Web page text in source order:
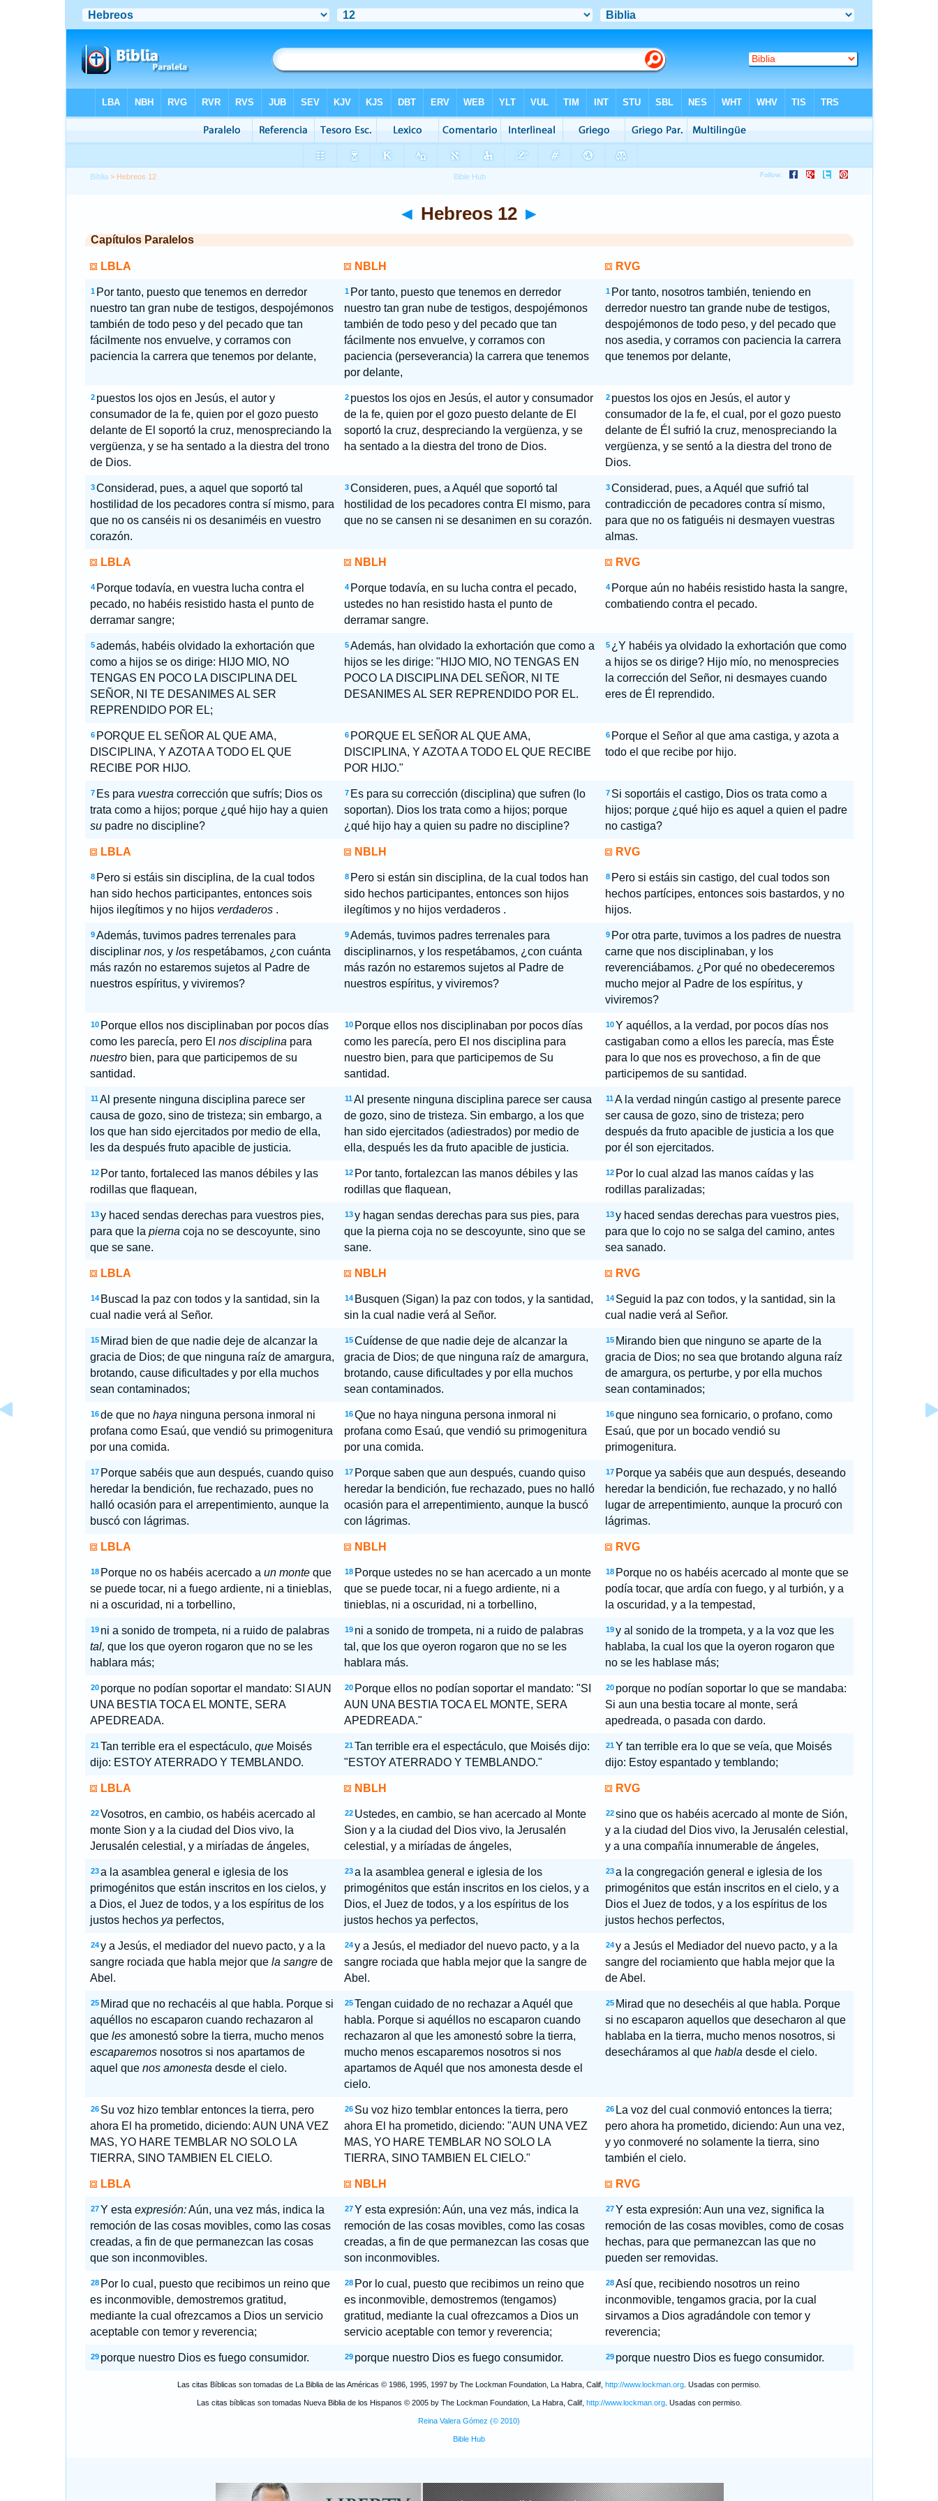
Bíblia > Hebreos 12
◄ Hebreos 12 ►
Capítulos Paralelos
LBLA NBLH RVG
1 Por tanto, puesto que tenemos en derredor
nuestro tan gran nube de testigos, despojémonos
también de todo peso y del pecado que tan
fácilmente nos envuelve, y corramos con
paciencia la carrera que tenemos por delante,
1 Por tanto, puesto que tenemos en derredor
nuestro tan gran nube de testigos, despojémonos
también de todo peso y del pecado que tan
fácilmente nos envuelve, y corramos con
paciencia (perseverancia) la carrera que tenemos
por delante,
1 Por tanto, nosotros también, teniendo en
derredor nuestro tan grande nube de testigos,
despojémonos de todo peso, y del pecado que
nos asedia, y corramos con paciencia la carrera
que tenemos por delante,
2 puestos los ojos en Jesús, el autor y
consumador de la fe, quien por el gozo puesto
delante de El soportó la cruz, menospreciando la
vergüenza, y se ha sentado a la diestra del trono
de Dios.
2 puestos los ojos en Jesús, el autor y consumador
de la fe, quien por el gozo puesto delante de El
soportó la cruz, despreciando la vergüenza, y se
ha sentado a la diestra del trono de Dios.
2 puestos los ojos en Jesús, el autor y
consumador de la fe, el cual, por el gozo puesto
delante de Él sufrió la cruz, menospreciando la
vergüenza, y se sentó a la diestra del trono de
Dios.
3 Considerad, pues, a aquel que soportó tal
hostilidad de los pecadores contra sí mismo, para
que no os canséis ni os desaniméis en vuestro
corazón.
3 Consideren, pues, a Aquél que soportó tal
hostilidad de los pecadores contra El mismo, para
que no se cansen ni se desanimen en su corazón.
3 Considerad, pues, a Aquél que sufrió tal
contradicción de pecadores contra sí mismo,
para que no os fatiguéis ni desmayen vuestras
almas.
LBLA NBLH RVG
4 Porque todavía, en vuestra lucha contra el
pecado, no habéis resistido hasta el punto de
derramar sangre;
4 Porque todavía, en su lucha contra el pecado,
ustedes no han resistido hasta el punto de
derramar sangre.
4 Porque aún no habéis resistido hasta la sangre,
combatiendo contra el pecado.
5 además, habéis olvidado la exhortación que
como a hijos se os dirige: HIJO MIO, NO
TENGAS EN POCO LA DISCIPLINA DEL
SEÑOR, NI TE DESANIMES AL SER
REPRENDIDO POR EL;
5 Además, han olvidado la exhortación que como a
hijos se les dirige: "HIJO MIO, NO TENGAS EN
POCO LA DISCIPLINA DEL SEÑOR, NI TE
DESANIMES AL SER REPRENDIDO POR EL.
5 ¿Y habéis ya olvidado la exhortación que como
a hijos se os dirige? Hijo mío, no menosprecies
la corrección del Señor, ni desmayes cuando
eres de Él reprendido.
6 PORQUE EL SEÑOR AL QUE AMA,
DISCIPLINA, Y AZOTA A TODO EL QUE
RECIBE POR HIJO.
6 PORQUE EL SEÑOR AL QUE AMA,
DISCIPLINA, Y AZOTA A TODO EL QUE RECIBE
POR HIJO."
6 Porque el Señor al que ama castiga, y azota a
todo el que recibe por hijo.
7 Es para vuestra corrección que sufrís; Dios os
trata como a hijos; porque ¿qué hijo hay a quien
supadre no discipline?
7 Es para su corrección (disciplina) que sufren (lo
soportan). Dios los trata como a hijos; porque
¿qué hijo hay a quien su padre no discipline?
7 Si soportáis el castigo, Dios os trata como a
hijos; porque ¿qué hijo es aquel a quien el padre
no castiga?
LBLA NBLH RVG
8 Pero si estáis sin disciplina, de la cual todos
han sido hechos participantes, entonces sois
hijos ilegítimos y no hijos verdaderos.
8 Pero si están sin disciplina, de la cual todos han
sido hechos participantes, entonces son hijos
ilegítimos y no hijos verdaderos .
8 Pero si estáis sin castigo, del cual todos son
hechos partícipes, entonces sois bastardos, y no
hijos.
9 Además, tuvimos padres terrenales para
disciplinar nos, y losrespetábamos, ¿con cuánta
más razón no estaremos sujetos al Padre de
nuestros espíritus, y viviremos?
9 Además, tuvimos padres terrenales para
disciplinarnos, y los respetábamos, ¿con cuánta
más razón no estaremos sujetos al Padre de
nuestros espíritus, y viviremos?
9 Por otra parte, tuvimos a los padres de nuestra
carne que nos disciplinaban, y los
reverenciábamos. ¿Por qué no obedeceremos
mucho mejor al Padre de los espíritus, y
viviremos?
10 Porque ellos nos disciplinaban por pocos días
como les parecía, pero El nos disciplina para
nuestrobien, para que participemos de su
santidad.
10 Porque ellos nos disciplinaban por pocos días
como les parecía, pero El nos disciplina para
nuestro bien, para que participemos de Su
santidad.
10 Y aquéllos, a la verdad, por pocos días nos
castigaban como a ellos les parecía, mas Éste
para lo que nos es provechoso, a fin de que
participemos de su santidad.
11 Al presente ninguna disciplina parece ser
causa de gozo, sino de tristeza; sin embargo, a
los que han sido ejercitados por medio de ella,
les da después fruto apacible de justicia.
11 Al presente ninguna disciplina parece ser causa
de gozo, sino de tristeza. Sin embargo, a los que
han sido ejercitados (adiestrados) por medio de
ella, después les da fruto apacible de justicia.
11 A la verdad ningún castigo al presente parece
ser causa de gozo, sino de tristeza; pero
después da fruto apacible de justicia a los que
por él son ejercitados.
12 Por tanto, fortaleced las manos débiles y las
rodillas que flaquean,
12 Por tanto, fortalezcan las manos débiles y las
rodillas que flaquean,
12 Por lo cual alzad las manos caídas y las
rodillas paralizadas;
13 y haced sendas derechas para vuestros pies,
para que la pierna coja no se descoyunte, sino
que se sane.
13 y hagan sendas derechas para sus pies, para
que la pierna coja no se descoyunte, sino que se
sane.
13 y haced sendas derechas para vuestros pies,
para que lo cojo no se salga del camino, antes
sea sanado.
LBLA NBLH RVG
14 Buscad la paz con todos y la santidad, sin la
cual nadie verá al Señor.
14 Busquen (Sigan) la paz con todos, y la santidad,
sin la cual nadie verá al Señor.
14 Seguid la paz con todos, y la santidad, sin la
cual nadie verá al Señor.
15 Mirad bien de que nadie deje de alcanzar la
gracia de Dios; de que ninguna raíz de amargura,
brotando, cause dificultades y por ella muchos
sean contaminados;
15 Cuídense de que nadie deje de alcanzar la
gracia de Dios; de que ninguna raíz de amargura,
brotando, cause dificultades y por ella muchos
sean contaminados.
15 Mirando bien que ninguno se aparte de la
gracia de Dios; no sea que brotando alguna raíz
de amargura, os perturbe, y por ella muchos
sean contaminados;
16 de que no haya ninguna persona inmoral ni
profana como Esaú, que vendió su primogenitura
por una comida.
16 Que no haya ninguna persona inmoral ni
profana como Esaú, que vendió su primogenitura
por una comida.
16 que ninguno sea fornicario, o profano, como
Esaú, que por un bocado vendió su
primogenitura.
17 Porque sabéis que aun después, cuando quiso
heredar la bendición, fue rechazado, pues no
halló ocasión para el arrepentimiento, aunque la
buscó con lágrimas.
17 Porque saben que aun después, cuando quiso
heredar la bendición, fue rechazado, pues no halló
ocasión para el arrepentimiento, aunque la buscó
con lágrimas.
17 Porque ya sabéis que aun después, deseando
heredar la bendición, fue rechazado, y no halló
lugar de arrepentimiento, aunque la procuró con
lágrimas.
LBLA NBLH RVG
18 Porque no os habéis acercado a un monteque
se puede tocar, ni a fuego ardiente, ni a tinieblas,
ni a oscuridad, ni a torbellino,
18 Porque ustedes no se han acercado a un monte
que se puede tocar, ni a fuego ardiente, ni a
tinieblas, ni a oscuridad, ni a torbellino,
18 Porque no os habéis acercado al monte que se
podía tocar, que ardía con fuego, y al turbión, y a
la oscuridad, y a la tempestad,
19 ni a sonido de trompeta, ni a ruido de palabras
tal, que los que oyeron rogaron que no se les
hablara más;
19 ni a sonido de trompeta, ni a ruido de palabras
tal, que los que oyeron rogaron que no se les
hablara más.
19 y al sonido de la trompeta, y a la voz que les
hablaba, la cual los que la oyeron rogaron que
no se les hablase más;
20 porque no podían soportar el mandato: SI AUN
UNA BESTIA TOCA EL MONTE, SERA
APEDREADA.
20 Porque ellos no podían soportar el mandato: "SI
AUN UNA BESTIA TOCA EL MONTE, SERA
APEDREADA."
20 porque no podían soportar lo que se mandaba:
Si aun una bestia tocare al monte, será
apedreada, o pasada con dardo.
21 Tan terrible era el espectáculo, queMoisés
dijo: ESTOY ATERRADO Y TEMBLANDO.
21 Tan terrible era el espectáculo, que Moisés dijo:
"ESTOY ATERRADO Y TEMBLANDO."
21 Y tan terrible era lo que se veía, que Moisés
dijo: Estoy espantado y temblando;
LBLA NBLH RVG
22 Vosotros, en cambio, os habéis acercado al
monte Sion y a la ciudad del Dios vivo, la
Jerusalén celestial, y a miríadas de ángeles,
22 Ustedes, en cambio, se han acercado al Monte
Sion y a la ciudad del Dios vivo, la Jerusalén
celestial, y a miríadas de ángeles,
22 sino que os habéis acercado al monte de Sión,
y a la ciudad del Dios vivo, la Jerusalén celestial,
y a una compañía innumerable de ángeles,
23 a la asamblea general e iglesia de los
primogénitos que están inscritos en los cielos, y
a Dios, el Juez de todos, y a los espíritus de los
justos hechos ya perfectos,
23 a la asamblea general e iglesia de los
primogénitos que están inscritos en los cielos, y a
Dios, el Juez de todos, y a los espíritus de los
justos hechos ya perfectos,
23 a la congregación general e iglesia de los
primogénitos que están inscritos en el cielo, y a
Dios el Juez de todos, y a los espíritus de los
justos hechos perfectos,
24 y a Jesús, el mediador del nuevo pacto, y a la
sangre rociada que habla mejor que la sangrede
Abel.
24 y a Jesús, el mediador del nuevo pacto, y a la
sangre rociada que habla mejor que la sangre de
Abel.
24 y a Jesús el Mediador del nuevo pacto, y a la
sangre del rociamiento que habla mejor que la
de Abel.
25 Mirad que no rechacéis al que habla. Porque si
aquéllos no escaparon cuando rechazaron al
que lesamonestó sobre la tierra, mucho menos
escaparemosnosotros si nos apartamos de
aquel que nos amonesta desde el cielo.
25 Tengan cuidado de no rechazar a Aquél que
habla. Porque si aquéllos no escaparon cuando
rechazaron al que les amonestó sobre la tierra,
mucho menos escaparemos nosotros si nos
apartamos de Aquél que nos amonesta desde el
cielo.
25 Mirad que no desechéis al que habla. Porque
si no escaparon aquellos que desecharon al que
hablaba en la tierra, mucho menos nosotros, si
desecháramos al que habla desde el cielo.
26 Su voz hizo temblar entonces la tierra, pero
ahora El ha prometido, diciendo: AUN UNA VEZ
MAS, YO HARE TEMBLAR NO SOLO LA
TIERRA, SINO TAMBIEN EL CIELO.
26 Su voz hizo temblar entonces la tierra, pero
ahora El ha prometido, diciendo: "AUN UNA VEZ
MAS, YO HARE TEMBLAR NO SOLO LA
TIERRA, SINO TAMBIEN EL CIELO."
26 La voz del cual conmovió entonces la tierra;
pero ahora ha prometido, diciendo: Aun una vez,
y yo conmoveré no solamente la tierra, sino
también el cielo.
LBLA NBLH RVG
27 Y esta expresión:Aún, una vez más, indica la
remoción de las cosas movibles, como las cosas
creadas, a fin de que permanezcan las cosas
que son inconmovibles.
27 Y esta expresión: Aún, una vez más, indica la
remoción de las cosas movibles, como las cosas
creadas, a fin de que permanezcan las cosas que
son inconmovibles.
27 Y esta expresión: Aun una vez, significa la
remoción de las cosas movibles, como de cosas
hechas, para que permanezcan las que no
pueden ser removidas.
28 Por lo cual, puesto que recibimos un reino que
es inconmovible, demostremos gratitud,
mediante la cual ofrezcamos a Dios un servicio
aceptable con temor y reverencia;
28 Por lo cual, puesto que recibimos un reino que
es inconmovible, demostremos (tengamos)
gratitud, mediante la cual ofrezcamos a Dios un
servicio aceptable con temor y reverencia;
28 Así que, recibiendo nosotros un reino
inconmovible, tengamos gracia, por la cual
sirvamos a Dios agradándole con temor y
reverencia;
29 porque nuestro Dios es fuego consumidor. 29 porque nuestro Dios es fuego consumidor. 29 porque nuestro Dios es fuego consumidor.
Las citas Bíblicas son tomadas de La Biblia de las Américas © 1986, 1995, 1997 by The Lockman Foundation, La Habra, Calif, http://www.lockman.org . Usadas con permiso.
Las citas bíblicas son tomadas Nueva Biblia de los Hispanos © 2005 by The Lockman Foundation, La Habra, Calif, http://www.lockman.org. Usadas con permiso.
Reina Valera Gómez (© 2010)
Bible Hub